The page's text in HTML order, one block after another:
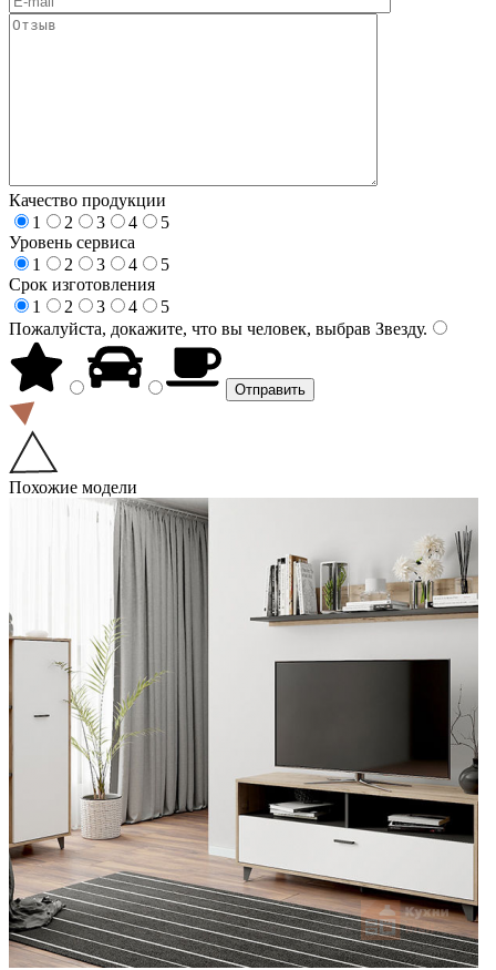
Качество продукции
1
2 3 4
5
Уровень сервиса
1
2 3 4
5
Срок изготовления
1
2 3 4
5
Пожалуйста, докажите, что вы человек, выбрав Звезду.
Похожие модели